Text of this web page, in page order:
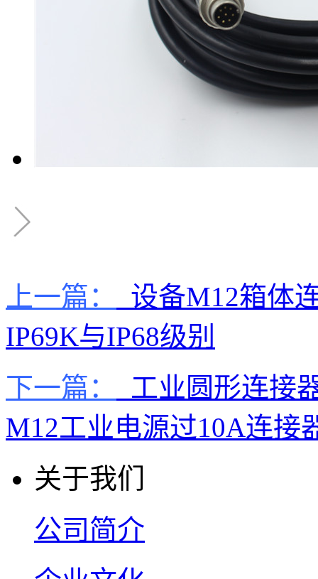
上一篇：
设备M12箱体
IP69K与IP68级别
下一篇：
工业圆形连接
M12工业电源过10A连接
关于我们
公司简介